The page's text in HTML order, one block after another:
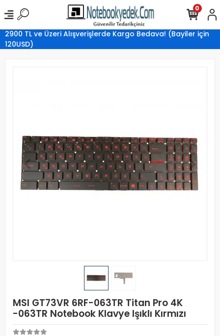
2900 TL ve Üzeri Alışverişlerde Kargo Bedava! (Bayiler için
120USD)
0
MSI GT73VR 6RF-063TR Titan Pro 4K
-063TR Notebook Klavye Işıklı Kırmızı